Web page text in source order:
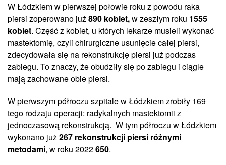
W Łódzkiem w pierwszej połowie roku z powodu raka
piersi zoperowano już890 kobiet,w zeszłym roku 1555
kobiet. Część z kobiet, u których lekarze musieli wykonać
mastektomię, czyli chirurgiczne usunięcie całej piersi,
zdecydowała się na rekonstrukcję piersi już podczas
zabiegu. To znaczy, że obudziły się po zabiegu i ciągle
mają zachowane obie piersi.
W pierwszym półroczu szpitale w Łódzkiem zrobiły 169
tego rodzaju operacji: radykalnych mastektomii z
jednoczasową rekonstrukcją. W tym półroczu w Łódzkiem
wykonano już267 rekonstrukcji piersi różnymi
metodami, w roku 2022650.